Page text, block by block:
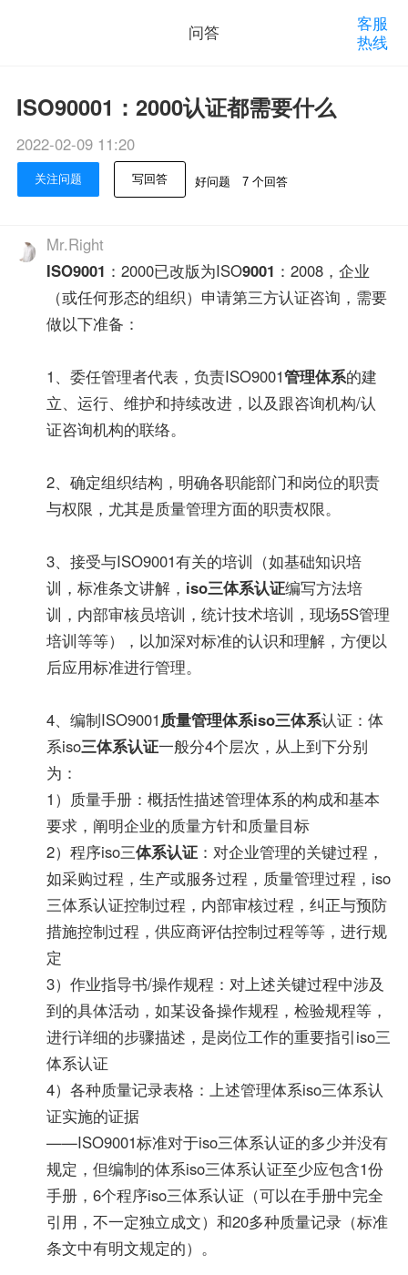
问答
客服
热线
ISO90001：2000认证都需要什么
2022-02-09 11:20
关注问题 写回答 好问题 7 个回答
Mr.Right
ISO9001 ：2000已改版为ISO9001 ：2008，企业
（或任何形态的组织）申请第三方认证咨询，需要
做以下准备：
1、委任管理者代表，负责ISO9001管理体系的建
立、运行、维护和持续改进，以及跟咨询机构/认
证咨询机构的联络。
2、确定组织结构，明确各职能部门和岗位的职责
与权限，尤其是质量管理方面的职责权限。
3、接受与ISO9001有关的培训（如基础知识培
训，标准条文讲解， iso三体系认证编写方法培
训，内部审核员培训，统计技术培训，现场5S管理
培训等等），以加深对标准的认识和理解，方便以
后应用标准进行管理。
4、编制ISO9001质量管理体系iso三体系认证：体
系iso三体系认证一般分4个层次，从上到下分别
为：
1）质量手册：概括性描述管理体系的构成和基本
要求，阐明企业的质量方针和质量目标
2）程序iso三体系认证 ：对企业管理的关键过程，
如采购过程，生产或服务过程，质量管理过程，iso
三体系认证控制过程，内部审核过程，纠正与预防
措施控制过程，供应商评估控制过程等等，进行规
定
3）作业指导书/操作规程：对上述关键过程中涉及
到的具体活动，如某设备操作规程，检验规程等，
进行详细的步骤描述，是岗位工作的重要指引iso三
体系认证
4）各种质量记录表格：上述管理体系iso三体系认
证实施的证据
——ISO9001标准对于iso三体系认证的多少并没有
规定，但编制的体系iso三体系认证至少应包含1份
手册，6个程序iso三体系认证（可以在手册中完全
引用，不一定独立成文）和20多种质量记录（标准
条文中有明文规定的）。